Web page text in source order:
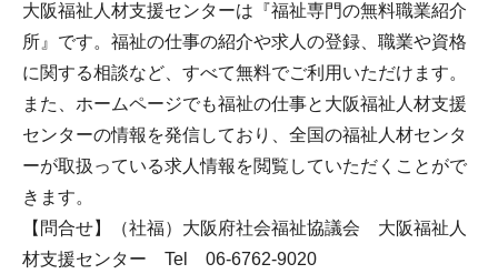
大阪福祉人材支援センターは『福祉専門の無料職業紹介
所』です。福祉の仕事の紹介や求人の登録、職業や資格
に関する相談など、すべて無料でご利用いただけます。
また、ホームページでも福祉の仕事と大阪福祉人材支援
センターの情報を発信しており、全国の福祉人材センタ
ーが取扱っている求人情報を閲覧していただくことがで
きます。
【問合せ】（社福）大阪府社会福祉協議会 大阪福祉人
材支援センター Tel 06-6762-9020